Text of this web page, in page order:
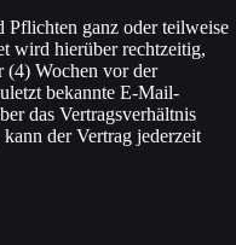
Pflichten ganz oder teilweise
wird hierüber rechtzeitig,
(4) Wochen vor der
bekannte E-Mail-
das Vertragsverhältnis
der Vertrag jederzeit